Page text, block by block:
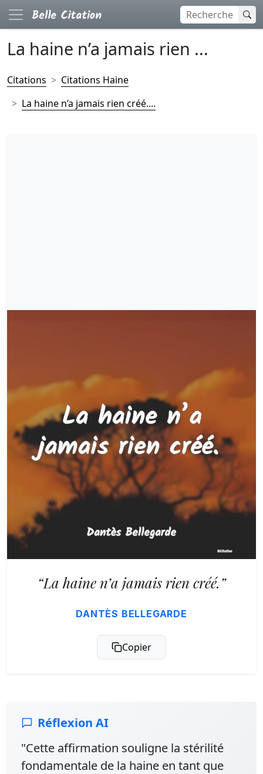
La haine n’a jamais rien ...
Citations
Citations Haine
La haine n’a jamais rien créé....
“La haine n’a jamais rien créé.”
DANTÈS BELLEGARDE
Copier
Réflexion AI
"Cette affirmation souligne la stérilité
fondamentale de la haine en tant que